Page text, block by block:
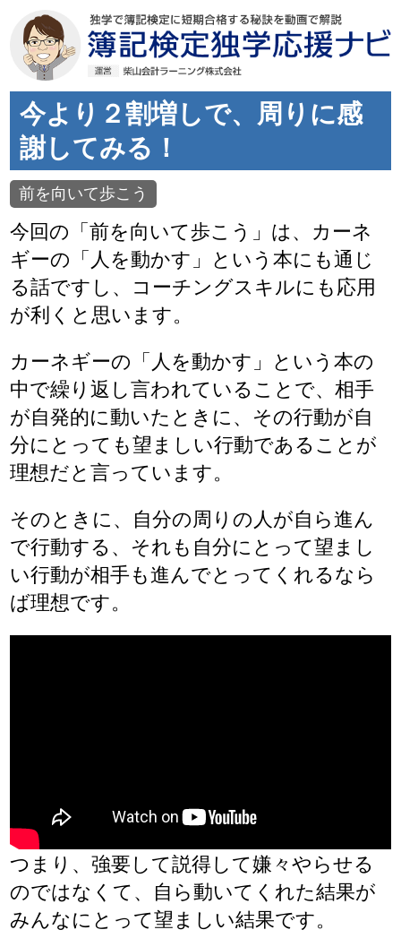
今より２割増しで、周りに感
謝してみる！
前を向いて歩こう
今回の「前を向いて歩こう」は、カーネ
ギーの「人を動かす」という本にも通じ
る話ですし、コーチングスキルにも応用
が利くと思います。
カーネギーの「人を動かす」という本の
中で繰り返し言われていることで、相手
が自発的に動いたときに、その行動が自
分にとっても望ましい行動であることが
理想だと言っています。
そのときに、自分の周りの人が自ら進ん
で行動する、それも自分にとって望まし
い行動が相手も進んでとってくれるなら
ば理想です。
つまり、強要して説得して嫌々やらせる
のではなくて、自ら動いてくれた結果が
みんなにとって望ましい結果です。